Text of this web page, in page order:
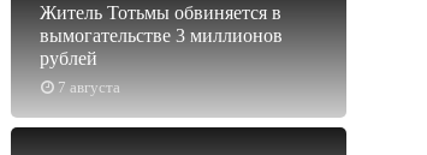
7 августа
Житель Тотьмы обвиняется в
вымогательстве 3 миллионов
рублей